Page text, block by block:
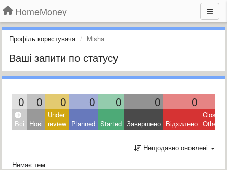
HomeMoney
Профіль користувача Misha
Ваші запити по статусу
0 0 0 0 0 0 0
Всі Нові
Under
review Planned Started Завершено Відхилено
Closed:
Other
Нещодавно оновлені
Немає тем